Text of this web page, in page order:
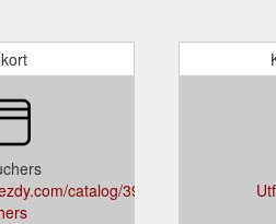
catalog/396901/gift-